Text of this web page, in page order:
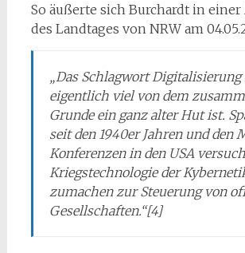
So äußerte sich Burchardt in
des Landtages von NRW am
„Das Schlagwort Digitalisierung
eigentlich viel von dem
Grunde ein ganz alter Hut ist.
seit den 1940er Jahren und den
Konferenzen in den USA
Kriegstechnologie der
zumachen zur Steuerung von
Gesellschaften.“[4]